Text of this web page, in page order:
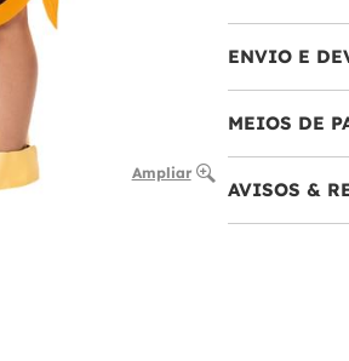
Ampliar
ENVIO E
MEIOS DE
AVISOS &